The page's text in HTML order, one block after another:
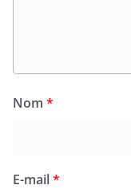
Nom *
E-mail*